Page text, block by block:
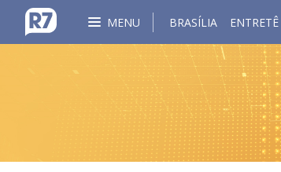
MENU BRASÍLIA ENTRETÊ